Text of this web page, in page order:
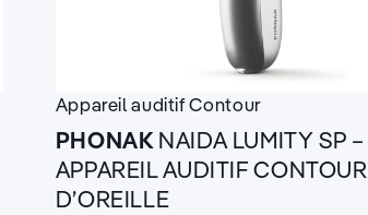
Appareil auditifContour
PHONAKNAIDA LUMITY SP –
APPAREIL AUDITIF CONTOUR
D’OREILLE